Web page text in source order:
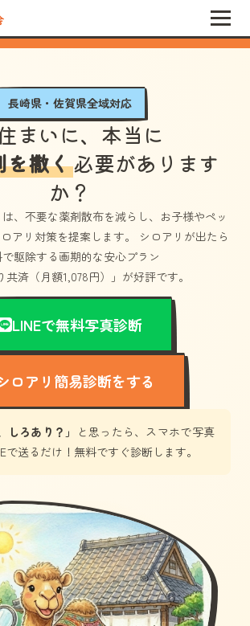
長崎県・佐賀県全域対応
まいに、本当に
を撒く必要があります
か？
は、不要な薬剤散布を減らし、お子様やペッ
アリ対策を提案します。 シロアリが出たら
駆除する画期的な安心プラン
共済（月額1,078円）」 が好評です。
LINEで無料写真診断
ロアリ簡易診断をする
しろあり？」
と思ったら、スマホで写真
で送るだけ！無料ですぐ診断します。